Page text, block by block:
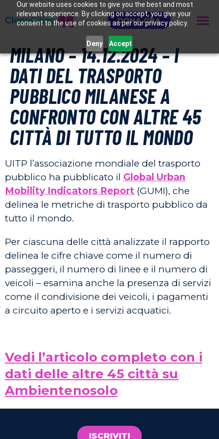
Our website uses cookies to give you the best and most
relevant experience. By clicking on accept, you give your
consent to the use of cookies as per our privacy policy.
Deny Accept
DONA ORA
MILANO – 14.12.2024 – I
DATI DEL TRASPORTO
PUBBLICO MILANESE A
CONFRONTO CON ALTRE 45
CITTÀ DI TUTTO IL MONDO
UITP l’associazione mondiale del trasporto
pubblico ha pubblicato il Global Urban
Mobility Indicators Report (GUMI), che
delinea le metriche di trasporto pubblico da
tutto il mondo.
Per ciascuna delle città analizzate il rapporto
delinea le cifre chiave come il numero di
passeggeri, il numero di linee e il numero di
veicoli – esamina anche la presenza di servizi
come il condivisione dei veicoli, i pagamenti
a circuito aperto e i servizi acquatici.
Vedi l’articolo completo con i
dati delle altre 45 città su
Ambientenosolo
ISCRIVITI